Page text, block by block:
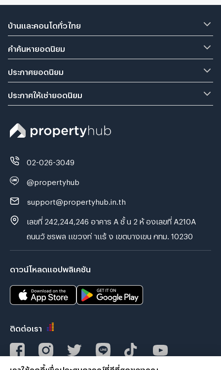
บ้านและคอนโดทั่วไทย
คำค้นหายอดนิยม
ประกาศยอดนิยม
ประกาศให้เช่ายอดนิยม
02-026-3049
@propertyhub
support@propertyhub.in.th
เลขที่ 242,244,246 อาคาร A ชั้ น 2 ห้ องเลขที่ A210A
ถนนวั ชรพล แขวงท่ าแร้ ง เขตบางเขน กทม. 10230
ดาวน์โหลดแอปพลิเคชัน
ติดต่อเรา